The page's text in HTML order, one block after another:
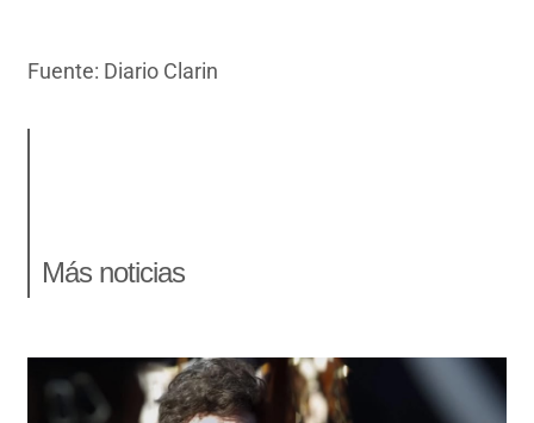
Fuente: Diario Clarin
Más noticias